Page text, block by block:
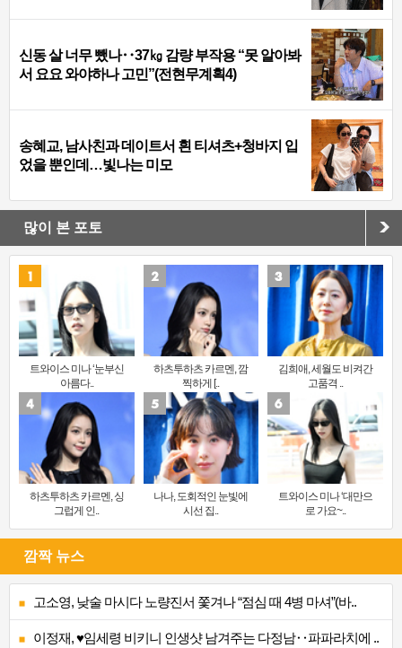
신동 살 너무 뺐나‥37㎏ 감량 부작용 “못 알아봐
서 요요 와야하나 고민”(전현무계획4)
송혜교, 남사친과 데이트서 흰 티셔츠+청바지 입
었을 뿐인데…빛나는 미모
많이 본 포토
트와이스 미나 ‘눈부신
아름다..
하츠투하츠 카르멘, 깜
찍하게 [..
김희애, 세월도 비켜간
고품격 ..
하츠투하츠 카르멘, 싱
그럽게 인..
나나, 도회적인 눈빛에
시선 집..
트와이스 미나 ‘대만으
로 가요~..
깜짝 뉴스
고소영, 낮술 마시다 노량진서 쫓겨나 “점심 때 4병 마셔”(바..
이정재, ♥임세령 비키니 인생샷 남겨주는 다정남‥파파라치에 ..